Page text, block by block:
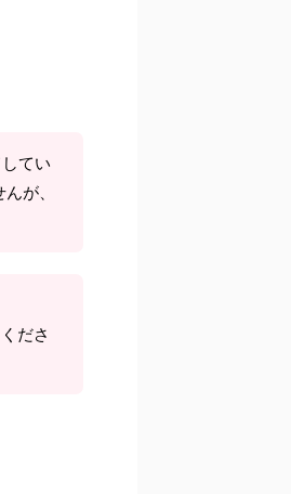
てい
が、
ださ